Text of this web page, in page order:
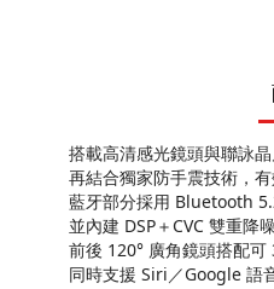
搭載高清感光鏡頭與聯詠
再結合獨家防手震技術，
藍牙部分採用 Bluetooth
並內建 DSP＋CVC 雙重降
前後 120° 廣角鏡頭搭配可
同時支援 Siri／Google 語